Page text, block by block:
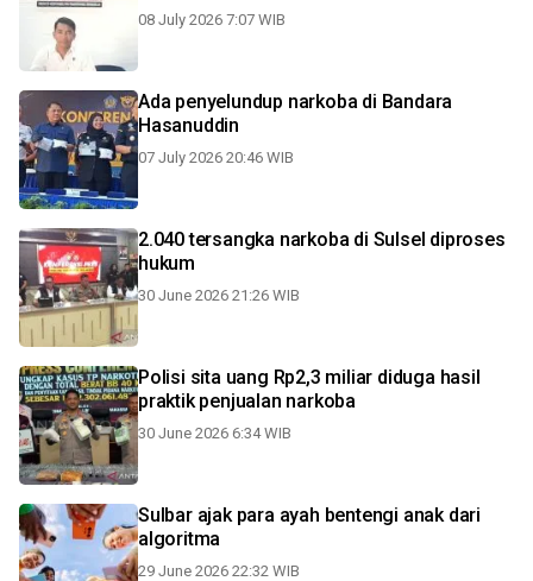
08 July 2026 7:07 WIB
Ada penyelundup narkoba di Bandara
Hasanuddin
07 July 2026 20:46 WIB
2.040 tersangka narkoba di Sulsel diproses
hukum
30 June 2026 21:26 WIB
Polisi sita uang Rp2,3 miliar diduga hasil
praktik penjualan narkoba
30 June 2026 6:34 WIB
Sulbar ajak para ayah bentengi anak dari
algoritma
29 June 2026 22:32 WIB